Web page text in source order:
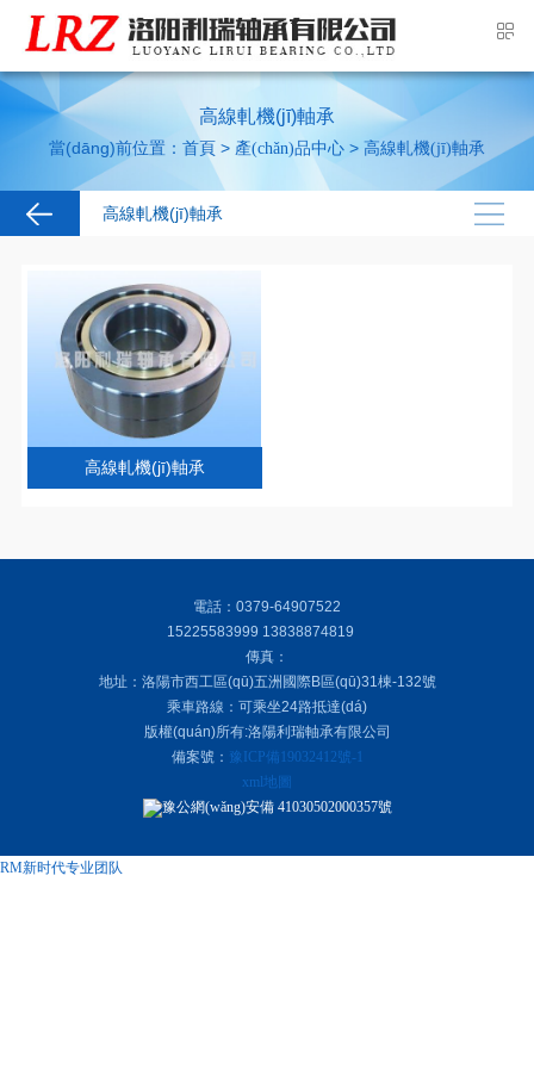
高線軋機(jī)軸承
當(dāng)前位置： 首頁 > 產(chǎn)品中心 > 高線軋機(jī)軸承
高線軋機(jī)軸承
高線軋機(jī)軸承
電話：0379-64907522
15225583999 13838874819
傳真：
地址：洛陽市西工區(qū)五洲國際B區(qū)31棟-132號
乘車路線：可乘坐24路抵達(dá)
版權(quán)所有:洛陽利瑞軸承有限公司
備案號： 豫ICP備19032412號-1
xml地圖
豫公網(wǎng)安備 41030502000357號
RM新时代专业团队